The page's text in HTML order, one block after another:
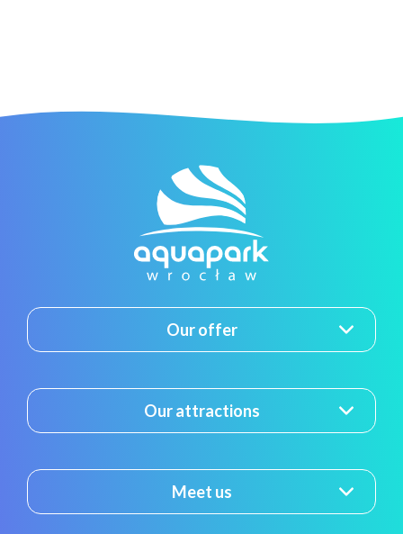
Our offer
Our attractions
Meet us